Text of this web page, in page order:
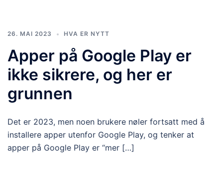
26. MAI 2023 HVA ER NYTT
Apper på Google Play er
ikke sikrere, og her er
grunnen
Det er 2023, men noen brukere nøler fortsatt med å
installere apper utenfor Google Play, og tenker at
apper på Google Play er “mer […]